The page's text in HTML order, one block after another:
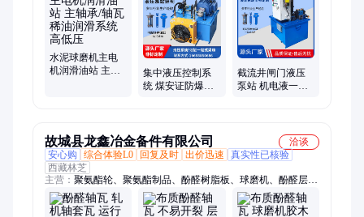
水泥球磨机主电
机润滑油站 主轴
集中液压控制系
统 煤安证防爆电
截流井闸门液压
泵站 机电液一体
故城县龙鑫冶金备件有限公司
洽谈
安心购
综合体验L0 回复及时 出价迅速
真实性已核验
西藏林芝
主营： 聚氨酯轮、聚氨酯制品、酚醛树脂板、球磨机、酚醛层压
布板、浇筑注塑聚氨酯、树脂胶木刮水板